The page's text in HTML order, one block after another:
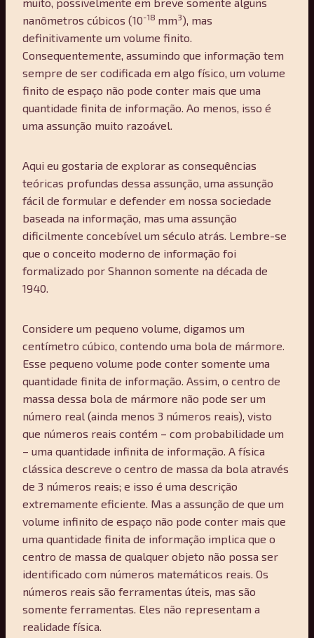
nanômetros cúbicos (10-18 mm3), mas
definitivamente um volume finito.
Consequentemente, assumindo que informação tem
sempre de ser codificada em algo físico, um volume
finito de espaço não pode conter mais que uma
quantidade finita de informação. Ao menos, isso é
uma assunção muito razoável.
Aqui eu gostaria de explorar as consequências
teóricas profundas dessa assunção, uma assunção
fácil de formular e defender em nossa sociedade
baseada na informação, mas uma assunção
dificilmente concebível um século atrás. Lembre-se
que o conceito moderno de informação foi
formalizado por Shannon somente na década de
1940.
Considere um pequeno volume, digamos um
centímetro cúbico, contendo uma bola de mármore.
Esse pequeno volume pode conter somente uma
quantidade finita de informação. Assim, o centro de
massa dessa bola de mármore não pode ser um
número real (ainda menos 3 números reais), visto
que números reais contém – com probabilidade um
– uma quantidade infinita de informação. A física
clássica descreve o centro de massa da bola através
de 3 números reais; e isso é uma descrição
extremamente eficiente. Mas a assunção de que um
volume infinito de espaço não pode conter mais que
uma quantidade finita de informação implica que o
centro de massa de qualquer objeto não possa ser
identificado com números matemáticos reais. Os
números reais são ferramentas úteis, mas são
somente ferramentas. Eles não representam a
realidade física.